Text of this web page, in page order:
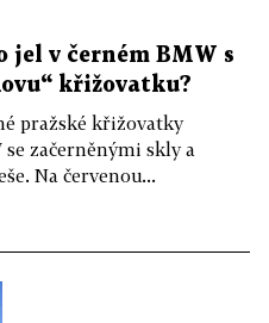
jel v černém BMW s
křižovatku?
pražské křižovatky
začerněnými skly a
Na červenou...